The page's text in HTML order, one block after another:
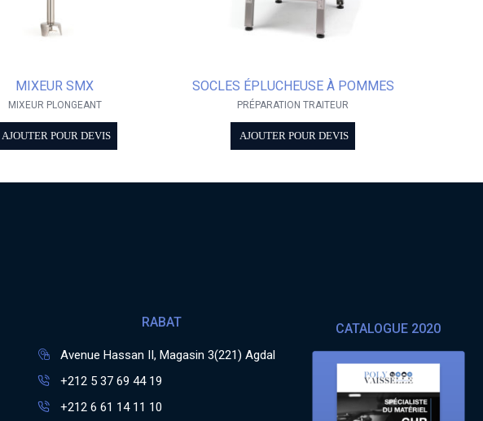
MIXEUR SMX
MIXEUR PLONGEANT
AJOUTER POUR DEVIS
SOCLES ÉPLUCHEUSE À POMMES
PRÉPARATION TRAITEUR
AJOUTER POUR DEVIS
RABAT
Avenue Hassan II, Magasin 3(221) Agdal
+212 5 37 69 44 19
+212 6 61 14 11 10
CATALOGUE 2020